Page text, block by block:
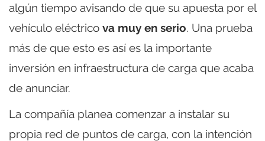
algún tiempo avisando de que su apuesta por el
vehículo eléctrico va muy en serio. Una prueba
más de que esto es así es la importante
inversión en infraestructura de carga que acaba
de anunciar.
La compañía planea comenzar a instalar su
propia red de puntos de carga, con la intención